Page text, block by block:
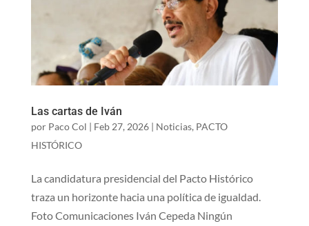
Las cartas de Iván
por Paco Col | Feb 27, 2026| Noticias, PACTO
HISTÓRICO
La candidatura presidencial del Pacto Histórico
traza un horizonte hacia una política de igualdad.
Foto Comunicaciones Iván Cepeda Ningún